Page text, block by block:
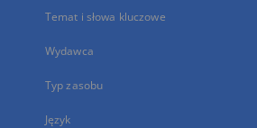
Temat i słowa kluczowe
Wydawca
Typ zasobu
Język